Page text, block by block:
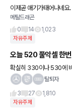
이제곧 애기가태어나네요. 줄곧 suv를타다가 싼타페 2010 23만km 로 차연식이 있다
보니 진동이있어 차를 구입할려고하는데.. 어떤차를해야
어나면 짐도 많을것
메탈드래곤
0
14 1,023
자유주제
오늘 520 풀악셀 한
확실히 330이나 530에
제 되어 오늘 지방에 갈 일
탈퇴자
3
27 1,810
자유주제